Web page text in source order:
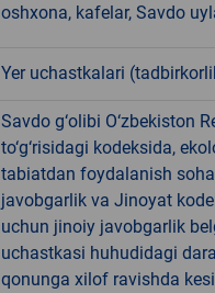
oshxona, kafelar, Savdo
Yer uchastkalari
Savdo g‘olibi O‘zbekiston
to‘g‘risidagi kodeksida,
tabiatdan foydalanish
javobgarlik va Jinoyat
uchun jinoiy javobgarlik
uchastkasi huhudidagi
qonunga xilof ravishda